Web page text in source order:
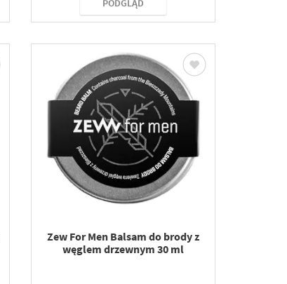
PODGLĄD
Zew For Men Balsam do brody z
węglem drzewnym 30 ml